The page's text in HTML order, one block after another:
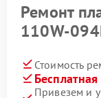
Ремонт
110W-
Стоимость
Привезем и